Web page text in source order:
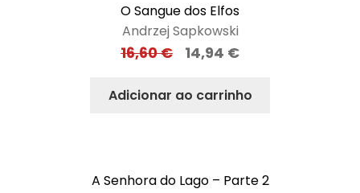
O Sangue dos Elfos
Andrzej Sapkowski
16,60€ 14,94 €
Adicionar ao carrinho
A Senhora do Lago – Parte 2